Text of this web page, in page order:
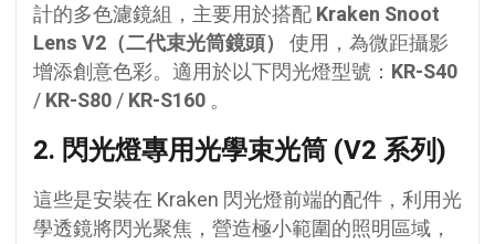
計的多色濾鏡組，主要用於搭配Kraken Snoot
Lens V2（二代束光筒鏡頭） 使用，為微距攝影
增添創意色彩。適用於以下閃光燈型號： KR-S40
/KR-S80/KR-S160 。
2. 閃光燈專用光學束光筒 (V2 系列)
這些是安裝在 Kraken 閃光燈前端的配件，利用光
學透鏡將閃光聚焦，營造極小範圍的照明區域，